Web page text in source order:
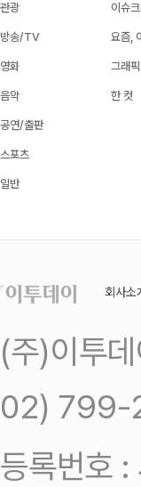
관광
방송/TV
영화
음악
공연/출판
스포츠
일반
이슈
요즘,
그래
한 컷
회사소
(주)이투
02) 799-
등록번호